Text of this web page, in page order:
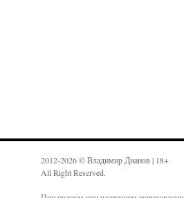
2012-2026 © Владимир Дианов | 18+
All Right Reserved.